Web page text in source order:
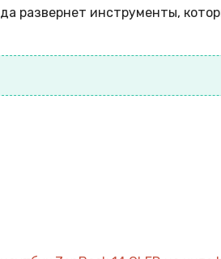
развернет инструменты,